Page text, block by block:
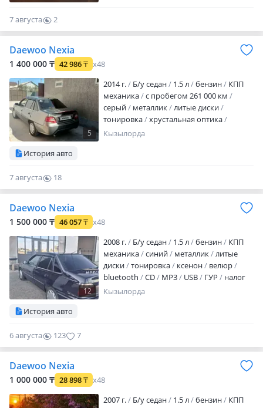
7 августа
2
0
Daewoo Nexia
1 400 000 ₸ 42 986₸ x48
5
2014 г. Б/у седан 1.5 л бензин
КПП
механика
с пробегом 261 000 км
серый
металлик
литые диски
тонировка
хрустальная оптика
противотуманки
Кызылорда
История авто
7 августа
18
0
Daewoo Nexia
1 500 000 ₸ 46 057₸ x48
12
2008 г. Б/у седан 1.5 л бензин
КПП
механика
синий металлик
литые
диски
тонировка ксенон
велюр
bluetooth
CD MP3 USB ГУР
налог
уплачен техосмотр пройден
Кызылорда
История авто
6 августа 123 7
Daewoo Nexia
1 000 000 ₸ 28 898₸ x48
2007 г.
Б/у седан 1.5 л бензин
КПП